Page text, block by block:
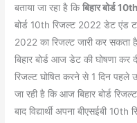
बताया जा रहा है किबिहार बोर्ड
बोर्ड 10th रिजल्ट 2022 डेट एंड
2022 का रिजल्ट जारी कर सकता
बिहार बोर्ड आज डेट की घोषणा कर
रिजल्ट घोषित करने से 1 दिन पहले
जा रही है कि आज बिहार बोर्ड
बाद विद्यार्थी अपना बीएसईबी